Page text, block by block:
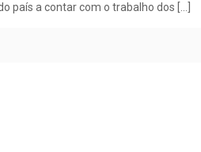
país a contar com o trabalho dos